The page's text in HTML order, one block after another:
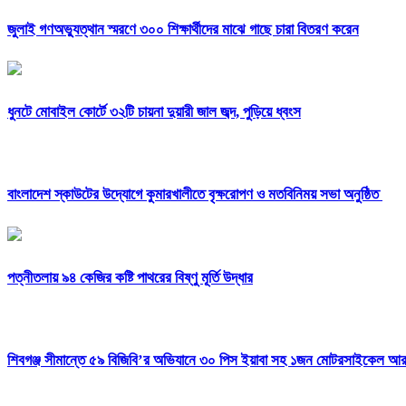
জুলাই গণঅভ্যুত্থান স্মরণে ৩০০ শিক্ষার্থীদের মাঝে গাছে চারা বিতরণ করেন
ধুনটে মোবাইল কোর্টে ৩২টি চায়না দুয়ারী জাল জব্দ, পুড়িয়ে ধ্বংস
বাংলাদেশ স্কাউটের উদ্যোগে কুমারখালীতে বৃক্ষরোপণ ও মতবিনিময় সভা অনুষ্ঠিত
পত্নীতলায় ৯৪ কেজির কষ্টি পাথরের বিষ্ণু মূর্তি উদ্ধার
শিবগঞ্জ সীমান্তে ৫৯ বিজিবি’র অভিযানে ৩০ পিস ইয়াবা সহ ১জন মোটরসাইকেল